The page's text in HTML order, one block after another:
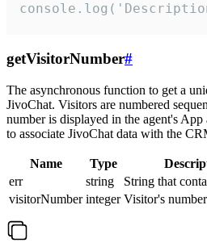
getVisitorNumber#
The asynchronous function to get a
JivoChat. Visitors are numbered
number is displayed in the agent's App
to associate JivoChat data with the
Name Type
err
string
String that
visitorNumber integer Visitor's number